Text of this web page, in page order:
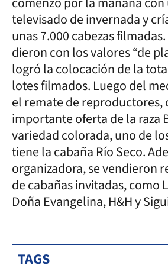
televisado de invernada y
unas 7.000 cabezas
dieron con los valores “de
logró la colocación de la
lotes filmados. Luego del
el remate de reproductores,
importante oferta de la raza
variedad colorada, uno de
tiene la cabaña Río Seco.
organizadora, se vendieron
de cabañas invitadas, como
Doña Evangelina, H&H y
TAGS